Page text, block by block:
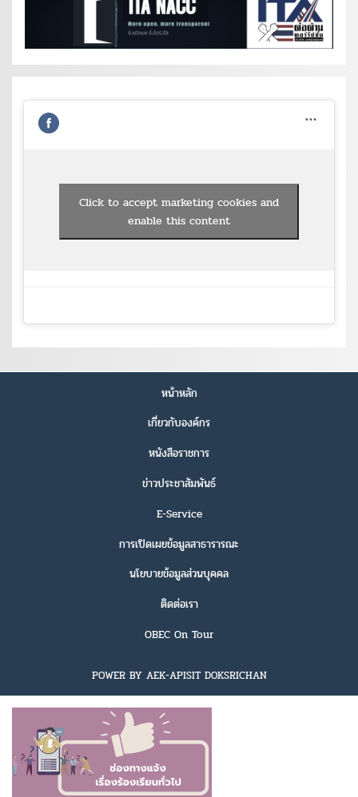
Click to accept marketing cookies and
enable this content
หน้าหลัก
เกี่ยวกับองค์กร
หนังสือราชการ
ข่าวประชาสัมพันธ์
E-Service
การเปิดเผยข้อมูลสาธารารณะ
นโยบายข้อมูลส่วนบุคคล
ติดต่อเรา
OBEC On Tour
POWER BY AEK-APISIT DOKSRICHAN